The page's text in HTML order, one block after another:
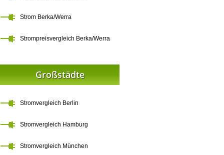
Strom Berka/Werra
Strompreisvergleich Berka/Werra
Großstädte
Stromvergleich Berlin
Stromvergleich Hamburg
Stromvergleich München